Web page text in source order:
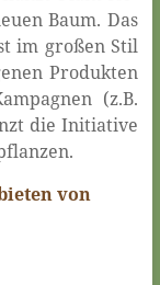
Baum. Das
im großen Stil
Produkten
(z.B.
die Initiative
von